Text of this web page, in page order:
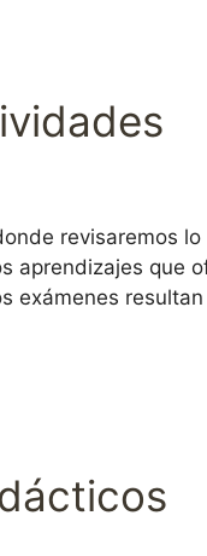
revisaremos
aprendizajes que
exámenes